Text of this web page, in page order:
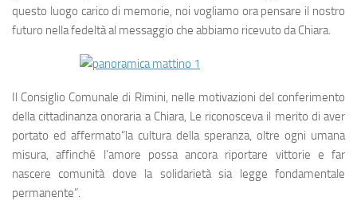
questo luogo carico di memorie, noi vogliamo ora pensare il nostro
futuro nella fedeltà al messaggio che abbiamo ricevuto da Chiara.
Il Consiglio Comunale di Rimini, nelle motivazioni del conferimento
della cittadinanza onoraria a Chiara, Le riconosceva il merito di aver
portato ed affermato“la cultura della speranza, oltre ogni umana
misura, affinché l’amore possa ancora riportare vittorie e far
nascere comunità dove la solidarietà sia legge fondamentale
permanente”.